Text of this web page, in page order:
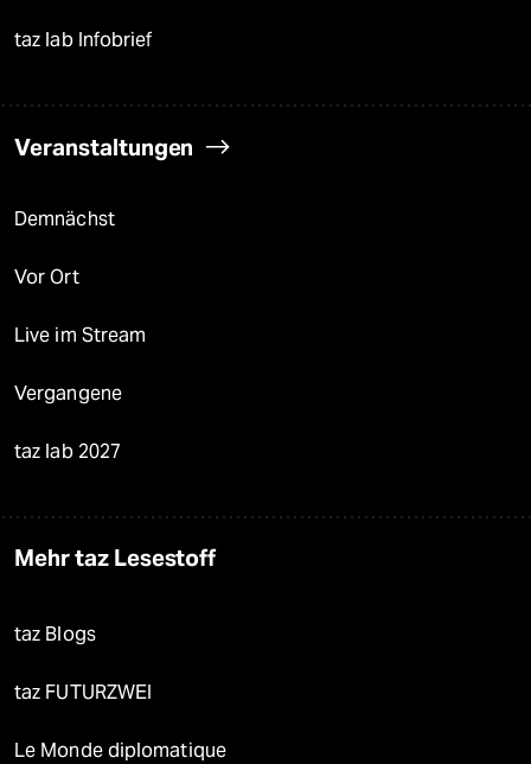
taz lab Infobrief
Veranstaltungen
Demnächst
Vor Ort
Live im Stream
Vergangene
taz lab 2027
Mehr taz Lesestoff
taz Blogs
taz FUTURZWEI
Le Monde diplomatique